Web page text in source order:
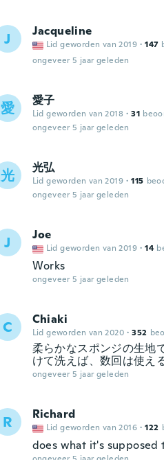
J Jacqueline
Lid geworden van 2019 · 147
ongeveer 5 jaar geleden
愛 愛子
Lid geworden van 2018 · 31
ongeveer 5 jaar geleden
光 光弘
Lid geworden van 2019 · 115
ongeveer 5 jaar geleden
J Joe
Lid geworden van 2019 · 14
Works
ongeveer 5 jaar geleden
C Chiaki
Lid geworden van 2020 · 352
柔らかなスポンジの生地
けて洗えば、数回は使え
ongeveer 5 jaar geleden
R Richard
Lid geworden van 2016 · 122
does what it's supposed